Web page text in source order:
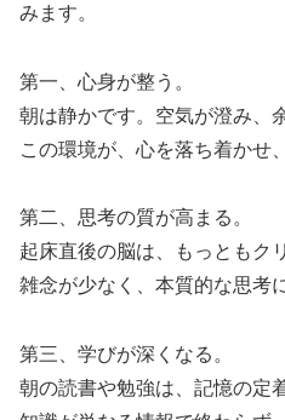
みます。
第一、心身が整う。
朝は静かです。空気が澄み、
この環境が、心を落ち着かせ
第二、思考の質が高まる。
起床直後の脳は、もっともク
雑念が少なく、本質的な思考
第三、学びが深くなる。
朝の読書や勉強は、記憶の定